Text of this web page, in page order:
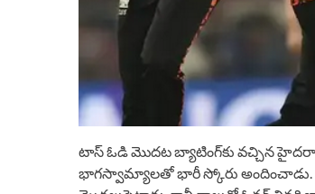
టాస్ ఓడి మొదట బ్యాటింగ్‌కు వచ్చిన
భాగస్వామ్యాలతో భారీ స్కోరు అందించాడు.